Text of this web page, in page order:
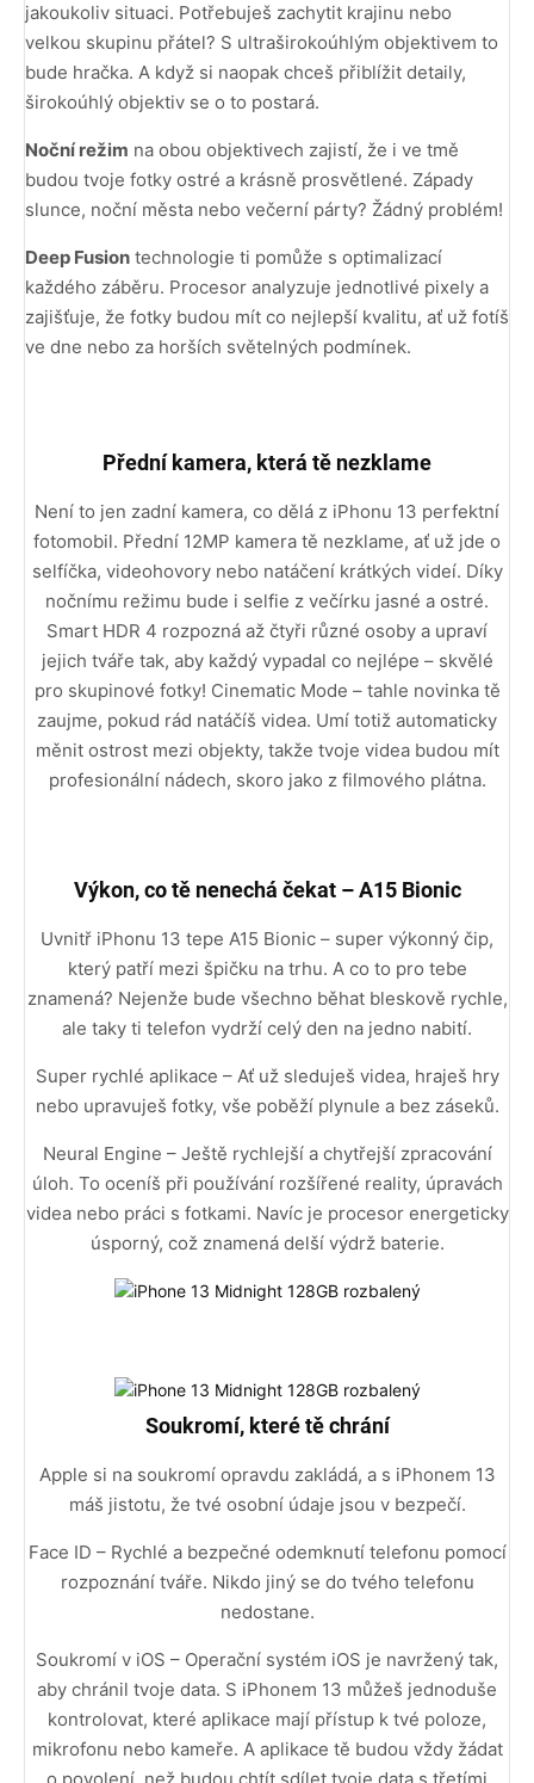
jakoukoliv situaci. Potřebuješ zachytit krajinu nebo
velkou skupinu přátel? S ultraširokoúhlým objektivem to
bude hračka. A když si naopak chceš přiblížit detaily,
širokoúhlý objektiv se o to postará.
Noční režim na obou objektivech zajistí, že i ve tmě
budou tvoje fotky ostré a krásně prosvětlené. Západy
slunce, noční města nebo večerní párty? Žádný problém!
Deep Fusion technologie ti pomůže s optimalizací
každého záběru. Procesor analyzuje jednotlivé pixely a
zajišťuje, že fotky budou mít co nejlepší kvalitu, ať už fotíš
ve dne nebo za horších světelných podmínek.
Přední kamera, která tě nezklame
Není to jen zadní kamera, co dělá z iPhonu 13 perfektní
fotomobil. Přední 12MP kamera tě nezklame, ať už jde o
selfíčka, videohovory nebo natáčení krátkých videí. Díky
nočnímu režimu bude i selfie z večírku jasné a ostré.
Smart HDR 4 rozpozná až čtyři různé osoby a upraví
jejich tváře tak, aby každý vypadal co nejlépe – skvělé
pro skupinové fotky! Cinematic Mode – tahle novinka tě
zaujme, pokud rád natáčíš videa. Umí totiž automaticky
měnit ostrost mezi objekty, takže tvoje videa budou mít
profesionální nádech, skoro jako z filmového plátna.
Výkon, co tě nenechá čekat – A15 Bionic
Uvnitř iPhonu 13 tepe A15 Bionic – super výkonný čip,
který patří mezi špičku na trhu. A co to pro tebe
znamená? Nejenže bude všechno běhat bleskově rychle,
ale taky ti telefon vydrží celý den na jedno nabití.
Super rychlé aplikace – Ať už sleduješ videa, hraješ hry
nebo upravuješ fotky, vše poběží plynule a bez záseků.
Neural Engine – Ještě rychlejší a chytřejší zpracování
úloh. To oceníš při používání rozšířené reality, úpravách
videa nebo práci s fotkami. Navíc je procesor energeticky
úsporný, což znamená delší výdrž baterie.
Soukromí, které tě chrání
Apple si na soukromí opravdu zakládá, a s iPhonem 13
máš jistotu, že tvé osobní údaje jsou v bezpečí.
Face ID – Rychlé a bezpečné odemknutí telefonu pomocí
rozpoznání tváře. Nikdo jiný se do tvého telefonu
nedostane.
Soukromí v iOS – Operační systém iOS je navržený tak,
aby chránil tvoje data. S iPhonem 13 můžeš jednoduše
kontrolovat, které aplikace mají přístup k tvé poloze,
mikrofonu nebo kameře. A aplikace tě budou vždy žádat